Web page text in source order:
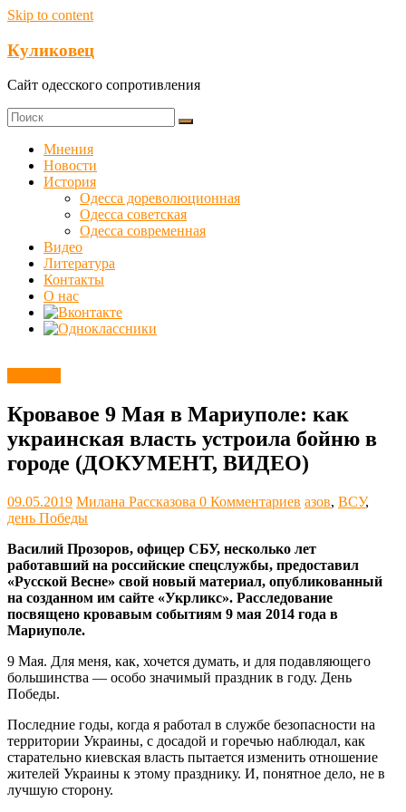
Skip to content
Куликовец
Сайт одесского сопротивления
Мнения
Новости
История
Одесса дореволюционная
Одесса советская
Одесса современная
Видео
Литература
Контакты
О нас
Кровавое 9 Мая в Мариуполе: как
украинская власть устроила бойню в
городе (ДОКУМЕНТ, ВИДЕО)
09.05.2019 Милана Рассказова 0 Комментариев азов, ВСУ,
день Победы
Василий Прозоров, офицер СБУ, несколько лет
работавший на российские спецслужбы, предоставил
«Русской Весне» свой новый материал, опубликованный
на созданном им сайте «Укрликс». Расследование
посвящено кровавым событиям 9 мая 2014 года в
Мариуполе.
9 Мая. Для меня, как, хочется думать, и для подавляющего
большинства — особо значимый праздник в году. День
Победы.
Последние годы, когда я работал в службе безопасности на
территории Украины, с досадой и горечью наблюдал, как
старательно киевская власть пытается изменить отношение
жителей Украины к этому празднику. И, понятное дело, не в
лучшую сторону.